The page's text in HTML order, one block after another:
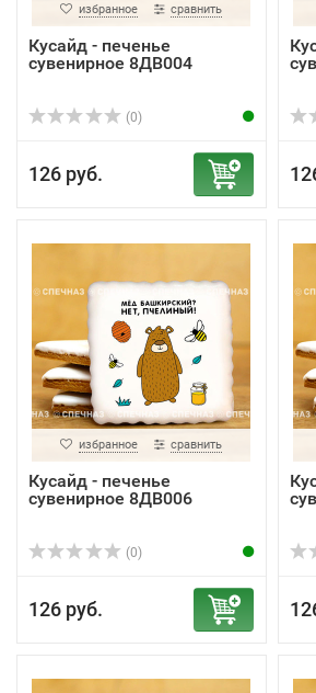
избранное сравнить
Кусайд - печенье
сувенирное 8ДВ004
(0)
126 руб.
избранное сравнить
Кусайд - печенье
сувенирное 8ДВ006
(0)
126 руб.